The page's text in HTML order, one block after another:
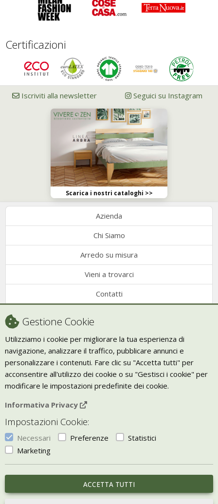
Certificazioni
Iscriviti alla newsletter Seguici su Instagram
Scarica i nostri cataloghi >>
Azienda
Chi Siamo
Arredo su misura
Vieni a trovarci
Contatti
Trasporto
Giornale Bio
Bio Arredamento
Vivere Zen è un marchio di Uketis srls
p.iva IT06473130828
Gestisci i Cookie
portale sviluppato conBill e-commerce
Gestione Cookie
Utilizziamo i cookie per migliorare la tua esperienza di
navigazione, analizzare il traffico, pubblicare annunci e
personalizzare i contenuti. Fare clic su "Accetta tutti" per
acconsentire all'utilizzo dei cookie o su "Gestisci i cookie" per
modificare le impostazioni predefinite dei cookie.
Informativa Privacy
Impostazioni Cookie:
Necessari Preferenze
Statistici
Marketing
ACCETTA TUTTI